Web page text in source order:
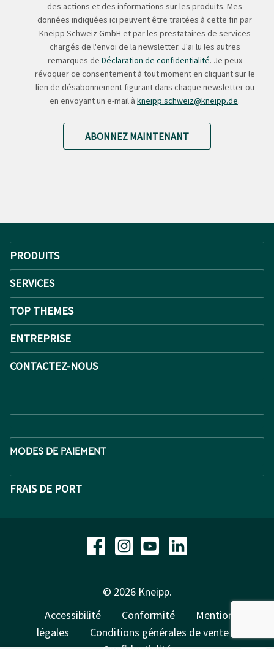
des actions et des informations sur les produits. Mes
données indiquées ici peuvent être traitées à cette fin par
Kneipp Schweiz GmbH et par les prestataires de services
chargés de l'envoi de la newsletter. J'ai lu les autres
remarques de Déclaration de confidentialité. Je peux
révoquer ce consentement à tout moment en cliquant sur le
lien de désabonnement figurant dans chaque newsletter ou
en envoyant un e-mail à kneipp.schweiz@kneipp.de.
ABONNEZ MAINTENANT
PRODUITS
SERVICES
TOP THEMES
ENTREPRISE
CONTACTEZ-NOUS
MODES DE PAIEMENT
FRAIS DE PORT
© 2026 Kneipp.
Accessibilité
Conformité
Mentions
légales
Conditions générales de vente